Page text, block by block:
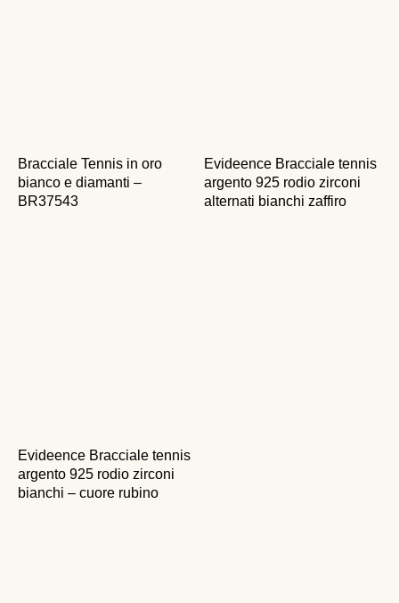
Bracciale Tennis in oro
bianco e diamanti –
BR37543
Evideence Bracciale tennis
argento 925 rodio zirconi
alternati bianchi zaffiro
Evideence Bracciale tennis
argento 925 rodio zirconi
bianchi – cuore rubino